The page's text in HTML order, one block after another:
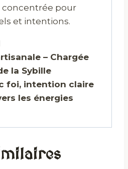
concentrée pour
et intentions.
– Chargée
la Sybille
foi, intention claire
les énergies